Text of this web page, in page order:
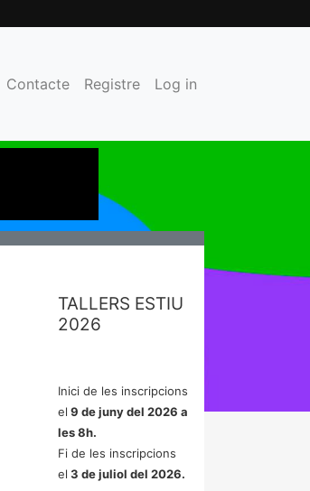
Contacte Registre Log in
TALLERS ESTIU
2026
Inici de les inscripcions
el 9 de juny del 2026 a
les 8h.
Fi de les inscripcions
el 3 de juliol del 2026.